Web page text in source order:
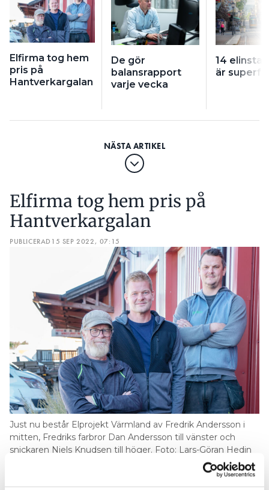
Elfirma tog hem
pris på
Hantverkargalan
De gör
balansrapport
varje vecka
14
är
Elfirma tog hem pris på
Hantverkargalan
PUBLICERAD 15 SEP 2022, 07:15
Just nu består Elprojekt Värmland av Fredrik Andersson i
mitten, Fredriks farbror Dan Andersson till vänster och
snickaren Niels Knudsen till höger. Foto: Lars-Göran Hedin